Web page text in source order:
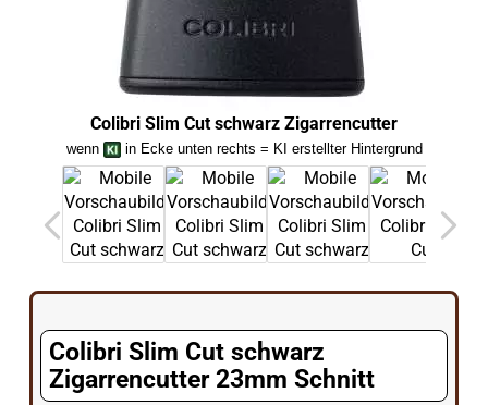
Colibri Slim Cut schwarz Zigarrencutter
wenn in Ecke unten rechts = KI erstellter Hintergrund
Colibri Slim Cut schwarz
Zigarrencutter 23mm Schnitt